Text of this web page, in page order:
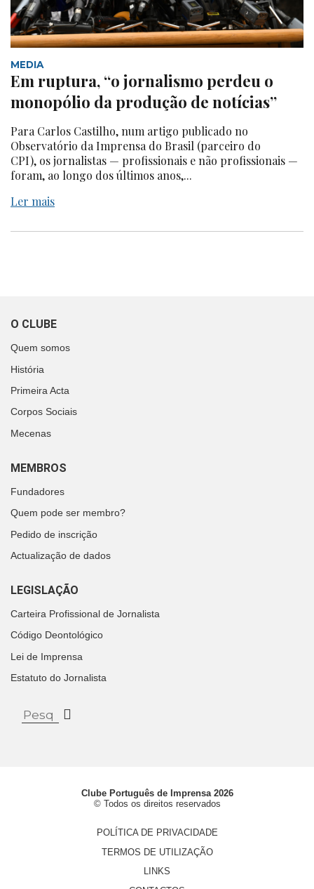
MEDIA
Em ruptura, “o jornalismo perdeu o
monopólio da produção de notícias”
Para Carlos Castilho, num artigo publicado no
Observatório da Imprensa do Brasil (parceiro do
CPI), os jornalistas — profissionais e não profissionais —
foram, ao longo dos últimos anos,...
Ler mais
O CLUBE
Quem somos
História
Primeira Acta
Corpos Sociais
Mecenas
MEMBROS
Fundadores
Quem pode ser membro?
Pedido de inscrição
Actualização de dados
LEGISLAÇÃO
Carteira Profissional de Jornalista
Código Deontológico
Lei de Imprensa
Estatuto do Jornalista
Clube Português de Imprensa 2026
© Todos os direitos reservados
POLÍTICA DE PRIVACIDADE
TERMOS DE UTILIZAÇÃO
LINKS